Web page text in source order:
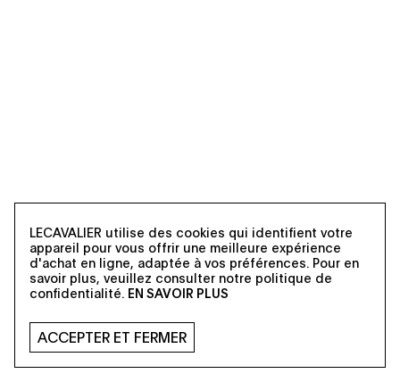
LECAVALIER utilise des cookies qui identifient votre
appareil pour vous offrir une meilleure expérience
d'achat en ligne, adaptée à vos préférences. Pour en
savoir plus, veuillez consulter notre politique de
confidentialité. EN SAVOIR PLUS
ACCEPTER ET FERMER